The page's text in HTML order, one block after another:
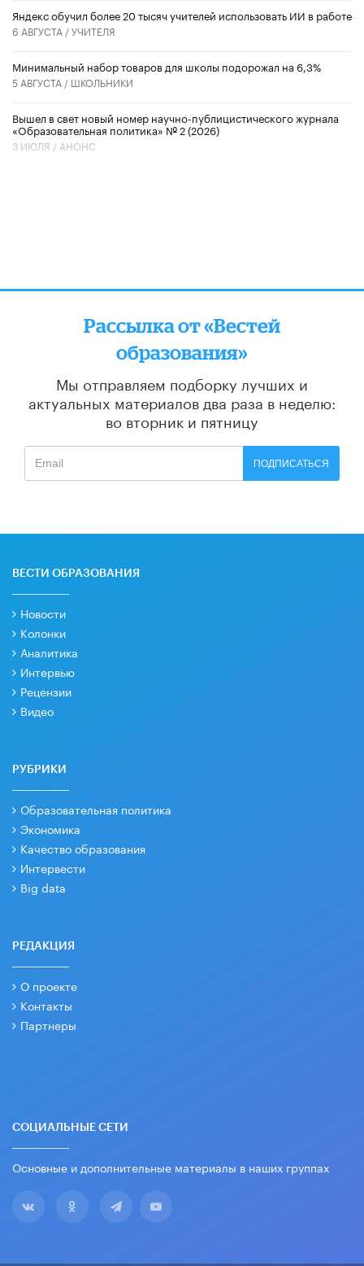
​Яндекс обучил более 20 тысяч учителей использовать ИИ в работе
6 АВГУСТА /УЧИТЕЛЯ
Минимальный набор товаров для школы подорожал на 6,3%
5 АВГУСТА / ШКОЛЬНИКИ
Вышел в свет новый номер научно-публицистического журнала
«Образовательная политика» № 2 (2026)
3 ИЮЛЯ / АНОНС
Рассылка от «Вестей
образования»
Мы отправляем подборку лучших и
актуальных материалов два раза в неделю:
во вторник и пятницу
ПОДПИСАТЬСЯ
ВЕСТИ ОБРАЗОВАНИЯ
Новости
Колонки
Аналитика
Интервью
Рецензии
Видео
РУБРИКИ
Образовательная политика
Экономика
Качество образования
Интервести
Big data
РЕДАКЦИЯ
О проекте
Контакты
Партнеры
СОЦИАЛЬНЫЕ СЕТИ
Основные и дополнительные материалы в наших группах